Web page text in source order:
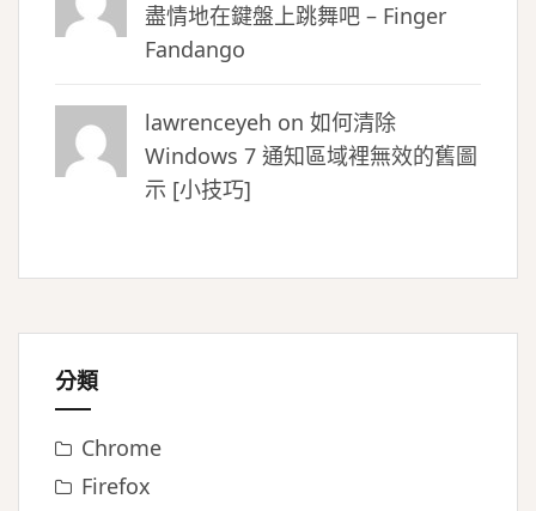
盡情地在鍵盤上跳舞吧 – Finger
Fandango
lawrenceyeh on 如何清除
Windows 7 通知區域裡無效的舊圖
示 [小技巧]
分類
Chrome
Firefox